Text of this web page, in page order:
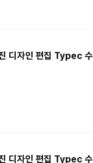
디자인 편집 Typec
디자인 편집 Typec